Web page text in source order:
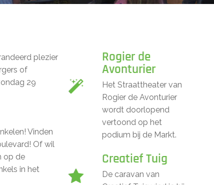
plezier
of
29
Vinden
Of wil
op de
in het
Rogier de
Avonturier
Het Straattheater van
Rogier de Avonturier
wordt doorlopend
vertoond op het
podium bij de Markt.
Creatief Tuig
De caravan van